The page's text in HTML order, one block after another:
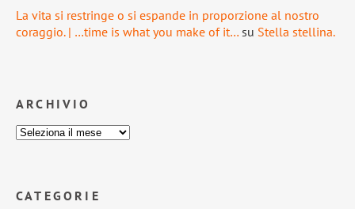
La vita si restringe o si espande in proporzione al nostro
coraggio. | …time is what you make of it… su Stella stellina.
ARCHIVIO
CATEGORIE